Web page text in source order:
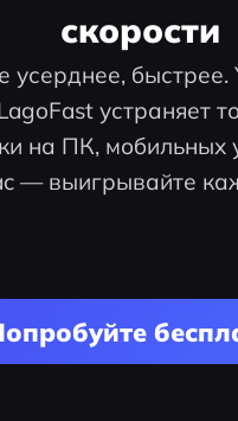
скорости
усерднее, быстрее.
устраняет
на ПК, мобильных
— выигрывайте